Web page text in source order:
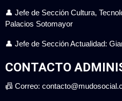
👤 Jefe de Sección Cultura,
Palacios Sotomayor
👤 Jefe de Sección Actualidad:
CONTACTO
📠 Correo: